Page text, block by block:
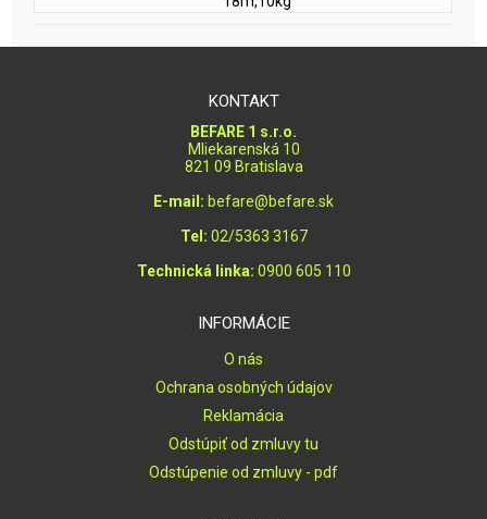
KONTAKT
BEFARE 1 s.r.o.
Mliekarenská 10
821 09 Bratislava
E-mail: befare@befare.sk
Tel: 02/5363 3167
Technická linka: 0900 605 110
INFORMÁCIE
O nás
Ochrana osobných údajov
Reklamácia
Odstúpiť od zmluvy tu
Odstúpenie od zmluvy - pdf